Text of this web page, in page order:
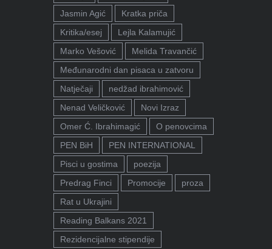
Jasmin Agić
Kratka priča
Kritika/esej
Lejla Kalamujić
Marko Vešović
Melida Travančić
Međunarodni dan pisaca u zatvoru
Natječaji
nedžad ibrahimović
Nenad Veličković
Novi Izraz
Omer Ć. Ibrahimagić
O penovcima
PEN BiH
PEN INTERNATIONAL
Pisci u gostima
poezija
Predrag Finci
Promocije
proza
Rat u Ukrajini
Reading Balkans 2021
Rezidencijalne stipendije